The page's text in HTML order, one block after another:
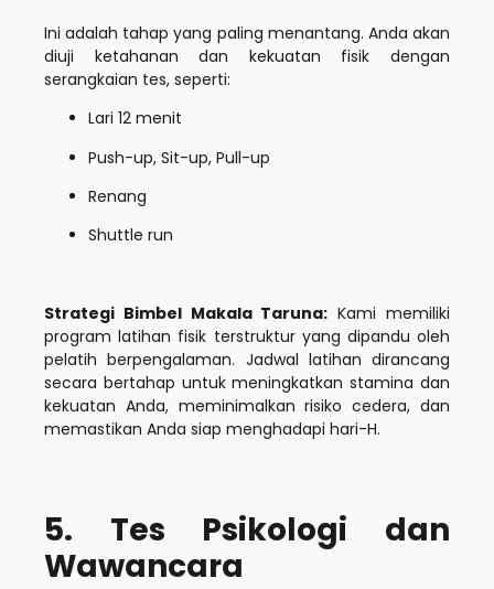
Ini adalah tahap yang paling menantang. Anda akan
diuji ketahanan dan kekuatan fisik dengan
serangkaian tes, seperti:
Lari 12 menit
Push-up, Sit-up, Pull-up
Renang
Shuttle run
Strategi Bimbel Makala Taruna: Kami memiliki
program latihan fisik terstruktur yang dipandu oleh
pelatih berpengalaman. Jadwal latihan dirancang
secara bertahap untuk meningkatkan stamina dan
kekuatan Anda, meminimalkan risiko cedera, dan
memastikan Anda siap menghadapi hari-H.
5. Tes Psikologi dan
Wawancara